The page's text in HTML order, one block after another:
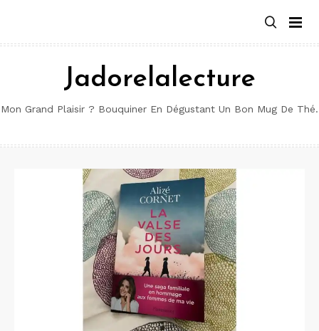
contenu
Jadorelalecture
Mon Grand Plaisir ? Bouquiner En Dégustant Un Bon Mug De Thé.